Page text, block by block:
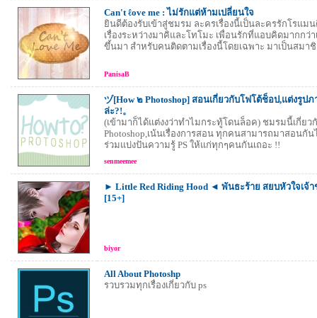
Can't ℓove me : ไม่รักแต่ห้ามเปลี่ยนใจ
ยินดีต้องรับเข้าสู่ชมรม ละครเรื่องนี้เป็นละครรักโรแม
เรื่องระหว่างมาคิและโทโมะ เพื่อนรักที่แอบคิดมากกว่
ขึ้นมา สำหรับคนติดตามเรื่องนี้โดยเฉพาะ มาเป็นสมา
PanisaB
ヅ[How ๒ Photoshop] สอนเกี่ยวกับโฟโต้ช็อป,แต่งรูป
ล่ะ?!。
(เข้ามาก็ได้แต่งงว่าทำไมกระทู้โดนล็อค) ชมรมนี้เกี่ยว
Photoshop,เน้นเรื่องการสอน ทุกคนสามารถมาสอนกัน
ร่วมแบ่งปันความรู้ PS ให้แก่ทุกๆคนกันเถอะ !!
senmeemee
► Little Red Riding Hood ◄ พันธะร้าย สยบหัวใจเจ้
[15+]
biyor
All About Photoshp
รวบรวมทุกเรื่องเกี่ยวกับ ps